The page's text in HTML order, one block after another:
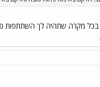
מקרה שתהיה לך השתתפות